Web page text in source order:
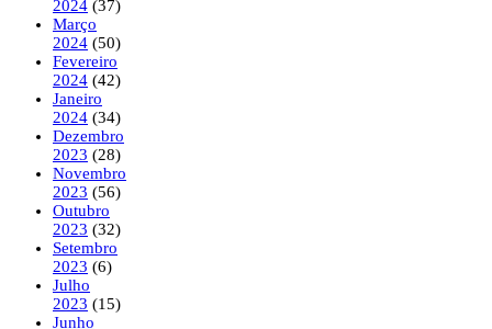
2024 (37)
Março
2024 (50)
Fevereiro
2024 (42)
Janeiro
2024 (34)
Dezembro
2023 (28)
Novembro
2023 (56)
Outubro
2023 (32)
Setembro
2023 (6)
Julho
2023 (15)
Junho